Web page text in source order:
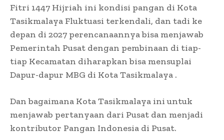
Fitri 1447 Hijriah ini kondisi pangan di Kota
Tasikmalaya Fluktuasi terkendali, dan tadi ke
depan di 2027 perencanaannya bisa menjawab
Pemerintah Pusat dengan pembinaan di tiap-
tiap Kecamatan diharapkan bisa mensuplai
Dapur-dapur MBG di Kota Tasikmalaya .
Dan bagaimana Kota Tasikmalaya ini untuk
menjawab pertanyaan dari Pusat dan menjadi
kontributor Pangan Indonesia di Pusat.